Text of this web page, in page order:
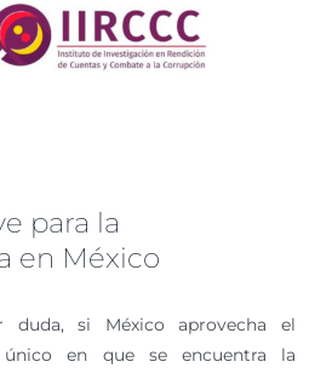
para la
en México
si México aprovecha el
en que se encuentra la